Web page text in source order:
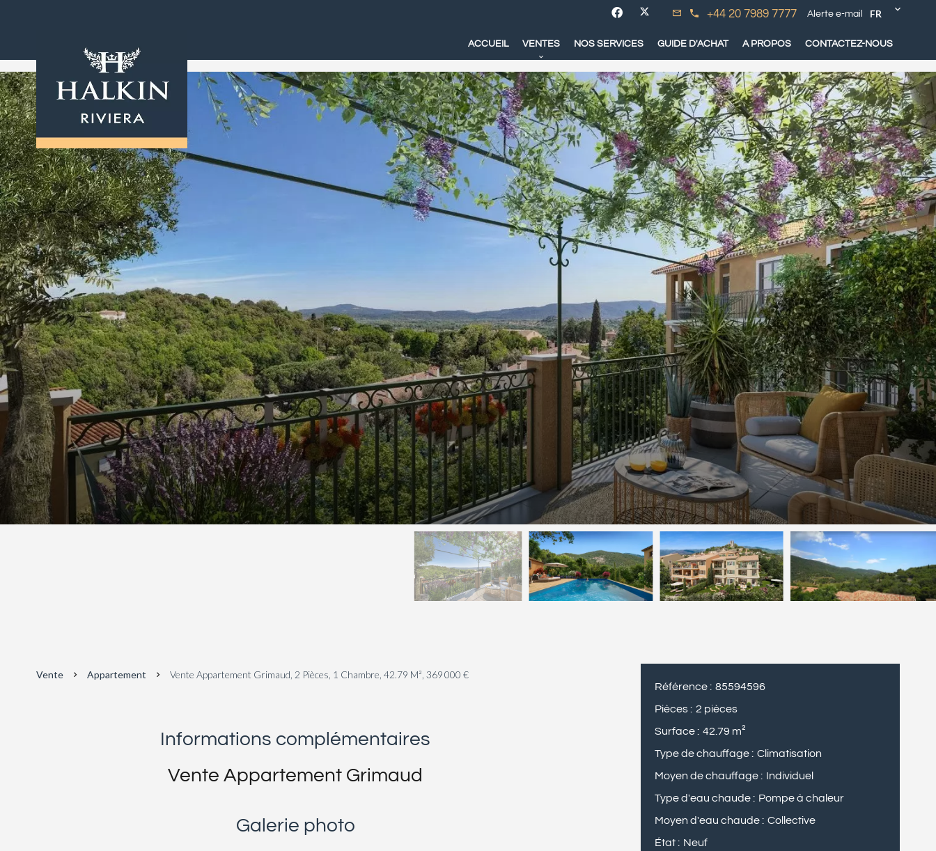
+44 20 7989 7777 Alerte e-mail FR
ACCUEIL VENTES NOS SERVICES GUIDE D'ACHAT A PROPOS CONTACTEZ-NOUS
Vente Appartement Vente Appartement Grimaud, 2 Pièces, 1 Chambre, 42.79 M², 369 000 €
Informations complémentaires
Vente Appartement Grimaud
Galerie photo
Référence
85594596
Pièces
2 pièces
Surface
42.79 m²
Type de chauffage
Climatisation
Moyen de chauffage
Individuel
Type d'eau chaude
Pompe à chaleur
Moyen d'eau chaude
Collective
État
Neuf